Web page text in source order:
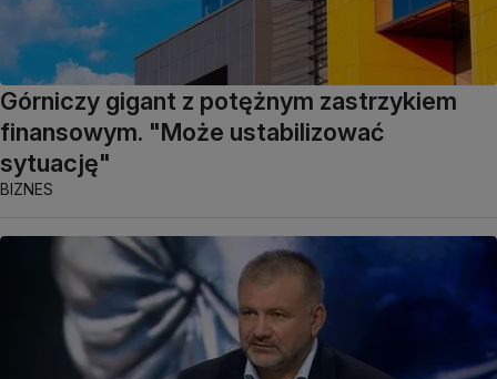
Górniczy gigant z potężnym zastrzykiem
finansowym. "Może ustabilizować
sytuację"
BIZNES